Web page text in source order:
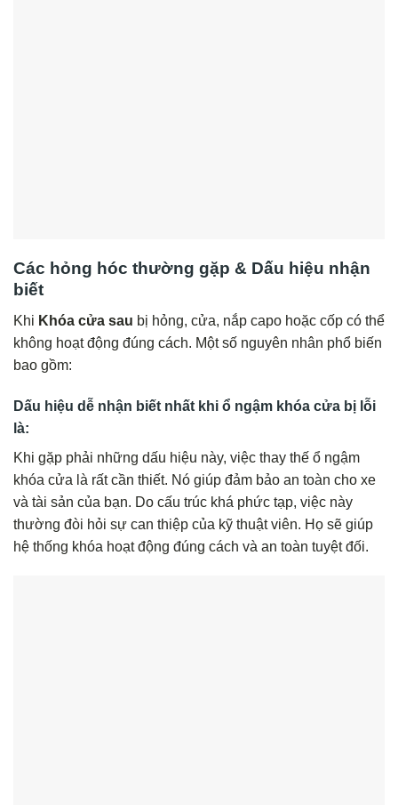
Các hỏng hóc thường gặp & Dấu hiệu nhận
biết
Khi Khóa cửa sau bị hỏng, cửa, nắp capo hoặc cốp có thể
không hoạt động đúng cách. Một số nguyên nhân phổ biến
bao gồm:
Dấu hiệu dễ nhận biết nhất khi ổ ngậm khóa cửa bị lỗi
là:
Khi gặp phải những dấu hiệu này, việc thay thế ổ ngậm
khóa cửa là rất cần thiết. Nó giúp đảm bảo an toàn cho xe
và tài sản của bạn. Do cấu trúc khá phức tạp, việc này
thường đòi hỏi sự can thiệp của kỹ thuật viên. Họ sẽ giúp
hệ thống khóa hoạt động đúng cách và an toàn tuyệt đối.